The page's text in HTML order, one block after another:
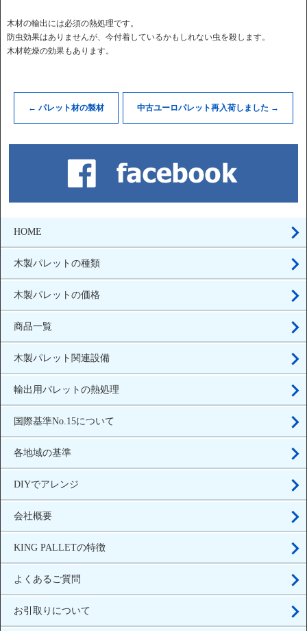
木材の輸出には必須の熱処理です。
防虫効果はありませんが、今付着しているかもしれない虫を殺します。
木材乾燥の効果もあります。
← パレット材の製材 中古ユーロパレット再入荷しました →
HOME
木製パレットの種類
木製パレットの価格
商品一覧
木製パレット関連設備
輸出用パレットの熱処理
国際基準No.15について
各地域の基準
DIYでアレンジ
会社概要
KING PALLETの特徴
よくあるご質問
お引取りについて